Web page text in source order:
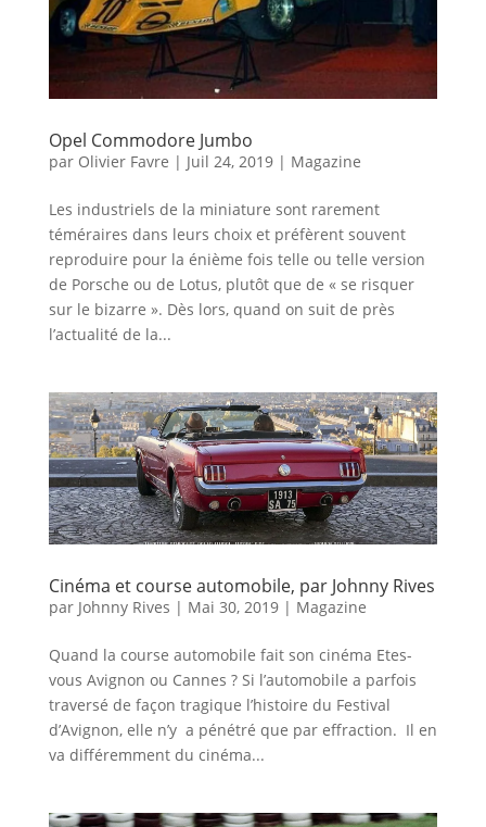
Opel Commodore Jumbo
par Olivier Favre | Juil 24, 2019| Magazine
Les industriels de la miniature sont rarement
téméraires dans leurs choix et préfèrent souvent
reproduire pour la énième fois telle ou telle version
de Porsche ou de Lotus, plutôt que de « se risquer
sur le bizarre ». Dès lors, quand on suit de près
l’actualité de la...
Cinéma et course automobile, par Johnny Rives
par Johnny Rives | Mai 30, 2019| Magazine
Quand la course automobile fait son cinéma Etes-
vous Avignon ou Cannes ? Si l’automobile a parfois
traversé de façon tragique l’histoire du Festival
d’Avignon, elle n’y a pénétré que par effraction. Il en
va différemment du cinéma...